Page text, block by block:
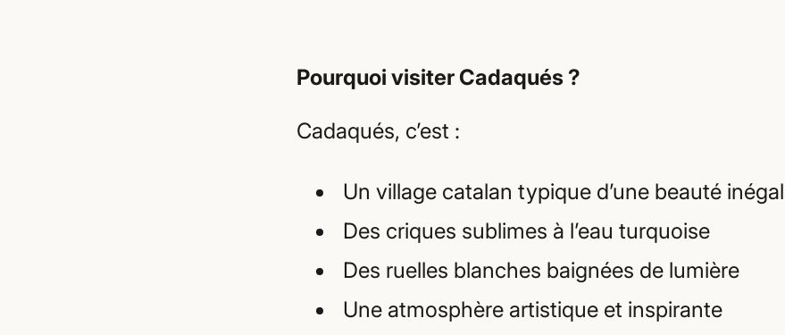
Pourquoi visiter Cadaqués ?
Cadaqués, c’est :
Un village catalan typique d’une beauté
Des criques sublimes à l’eau turquoise
Des ruelles blanches baignées de lumière
Une atmosphère artistique et inspirante